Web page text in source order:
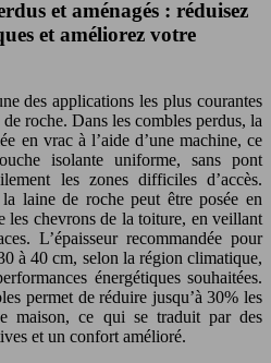
et aménagés : réduisez
et améliorez votre
des applications les plus courantes
roche. Dans les combles perdus, la
en vrac à l’aide d’une machine, ce
isolante uniforme, sans pont
les zones difficiles d’accès.
laine de roche peut être posée en
les chevrons de la toiture, en veillant
L’épaisseur recommandée pour
à 40 cm, selon la région climatique,
énergétiques souhaitées.
permet de réduire jusqu’à 30% les
maison, ce qui se traduit par des
et un confort amélioré.